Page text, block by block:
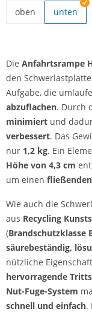
oben
unten
Die Anfahrtsrampe
den
Aufgabe, die
abzuflachen. Durch
minimiert und
verbessert. Das
nur 1,2 kg. Ein
Höhe von 4,3 cm
um einen
Wie auch die
aus Recycling
(Brandschutzklasse
säurebeständig,
nützliche
hervorragende
Nut-Fuge-System
schnell und einfach.